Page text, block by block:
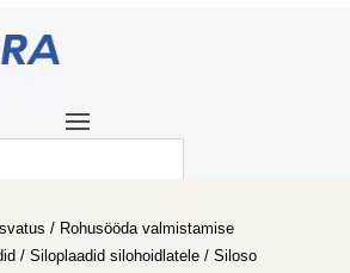
/ Rohusööda valmistamise
/ Siloplaadid silohoidlatele/ Siloso